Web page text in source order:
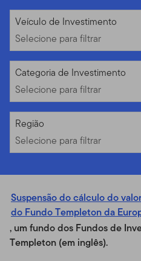
Selecione para filtrar
Veículo de Investimento
Selecione para filtrar
Selecione para filtrar
Categoria de Investimento
Selecione para filtrar
Selecione para filtrar
Região
Selecione para filtrar
Suspensão do cálculo do
do Fundo Templeton da
, um fundo dos Fundos de
Templeton (em inglês).